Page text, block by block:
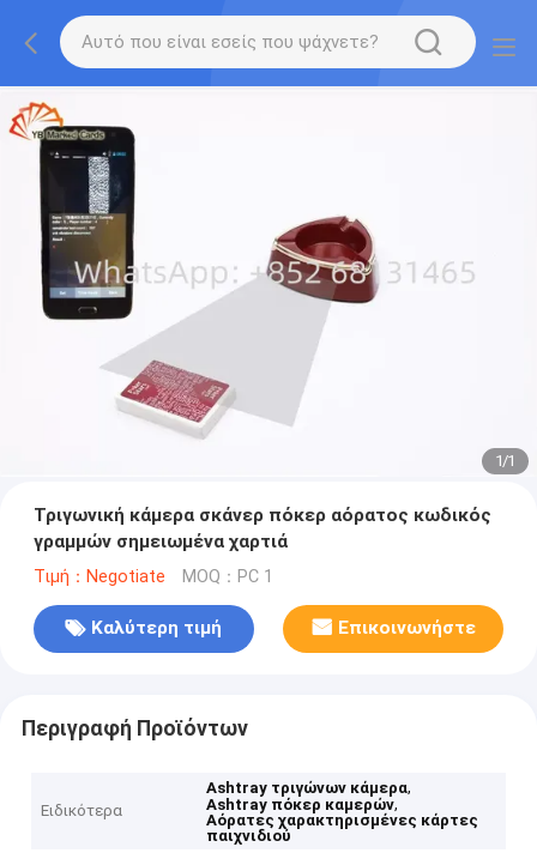
1/1
Τριγωνική κάμερα σκάνερ πόκερ αόρατος κωδικός
γραμμών σημειωμένα χαρτιά
Τιμή：Negotiate MOQ：PC 1
Καλύτερη τιμή Επικοινωνήστε
Περιγραφή Προϊόντων
Ειδικότερα
Ashtray τριγώνων κάμερα,
Ashtray πόκερ καμερών,
Αόρατες χαρακτηρισμένες κάρτες
παιχνιδιού